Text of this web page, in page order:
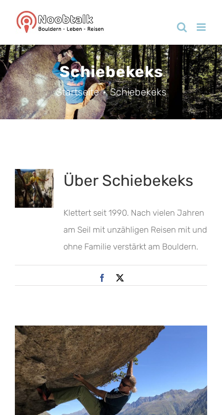
Inhalt
Schiebekeks
Startseite Schiebekeks
Über Schiebekeks
Klettert seit 1990. Nach vielen Jahren
am Seil mit unzähligen Reisen mit und
ohne Familie verstärkt am Bouldern.
Facebook